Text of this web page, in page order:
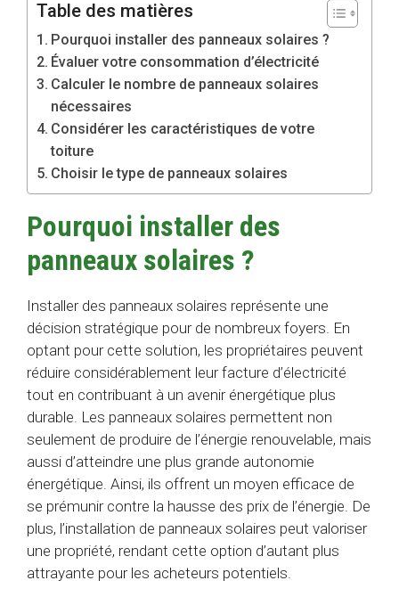
Table des matières
Pourquoi installer des panneaux solaires ?
Évaluer votre consommation d’électricité
Calculer le nombre de panneaux solaires
nécessaires
Considérer les caractéristiques de votre
toiture
Choisir le type de panneaux solaires
Pourquoi installer des
panneaux solaires ?
Installer des panneaux solaires représente une
décision stratégique pour de nombreux foyers. En
optant pour cette solution, les propriétaires peuvent
réduire considérablement leur facture d’électricité
tout en contribuant à un avenir énergétique plus
durable. Les panneaux solaires permettent non
seulement de produire de l’énergie renouvelable, mais
aussi d’atteindre une plus grande autonomie
énergétique. Ainsi, ils offrent un moyen efficace de
se prémunir contre la hausse des prix de l’énergie. De
plus, l’installation de panneaux solaires peut valoriser
une propriété, rendant cette option d’autant plus
attrayante pour les acheteurs potentiels.